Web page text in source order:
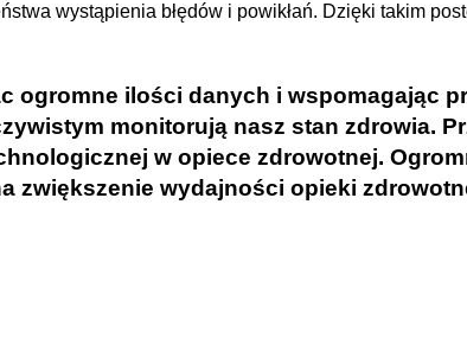
wystąpienia błędów i powikłań. Dzięki takim
ogromne ilości danych i wspomagając
monitorują nasz stan zdrowia.
w opiece zdrowotnej.
zwiększenie wydajności opieki